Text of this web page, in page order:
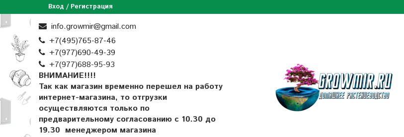
Вход / Регистрация
info.growmir@gmail.com
+7(495)765-87-46
+7(977)690-49-39
+7(977)688-95-93
ВНИМАНИЕ!!!!
Так как магазин временно перешел на работу
интернет-магазина, то отгрузки
осуществляются только по
предварительному согласованию с 10.30 до
19.30 менеджером магазина